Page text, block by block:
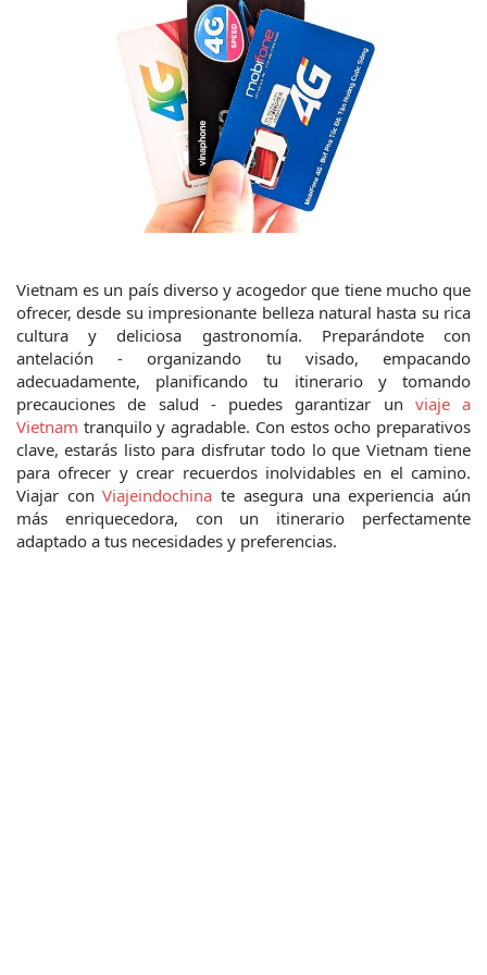
Vietnam es un país diverso y acogedor que tiene mucho que
ofrecer, desde su impresionante belleza natural hasta su rica
cultura y deliciosa gastronomía. Preparándote con
antelación - organizando tu visado, empacando
adecuadamente, planificando tu itinerario y tomando
precauciones de salud - puedes garantizar un viaje a
Vietnam tranquilo y agradable. Con estos ocho preparativos
clave, estarás listo para disfrutar todo lo que Vietnam tiene
para ofrecer y crear recuerdos inolvidables en el camino.
Viajar con Viajeindochina te asegura una experiencia aún
más enriquecedora, con un itinerario perfectamente
adaptado a tus necesidades y preferencias.